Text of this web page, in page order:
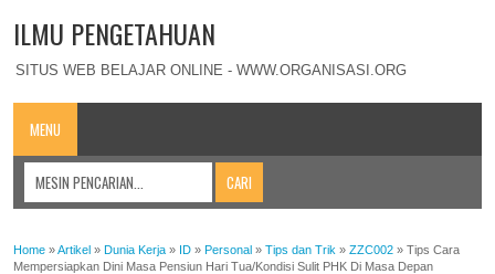
ILMU PENGETAHUAN
SITUS WEB BELAJAR ONLINE - WWW.ORGANISASI.ORG
MENU
Home »Artikel » Dunia Kerja » ID » Personal » Tips dan Trik » ZZC002 » Tips Cara
Mempersiapkan Dini Masa Pensiun Hari Tua/Kondisi Sulit PHK Di Masa Depan